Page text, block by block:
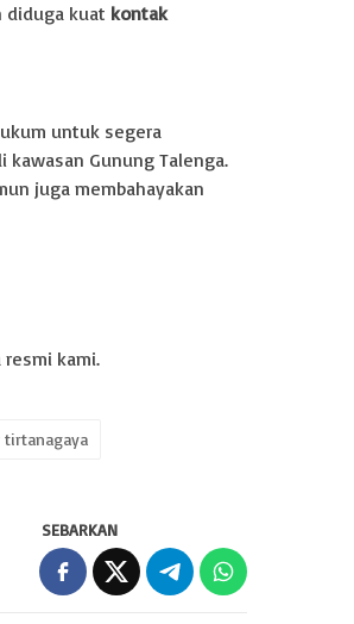
diduga kuat kontak
untuk segera
Gunung Talenga.
juga membahayakan
kami.
tirtanagaya
SEBARKAN